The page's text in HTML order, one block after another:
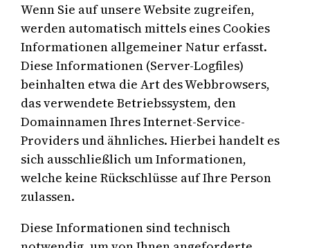
Wenn Sie auf unsere Website zugreifen,
werden automatisch mittels eines Cookies
Informationen allgemeiner Natur erfasst.
Diese Informationen (Server-Logfiles)
beinhalten etwa die Art des Webbrowsers,
das verwendete Betriebssystem, den
Domainnamen Ihres Internet-Service-
Providers und ähnliches. Hierbei handelt es
sich ausschließlich um Informationen,
welche keine Rückschlüsse auf Ihre Person
zulassen.
Diese Informationen sind technisch